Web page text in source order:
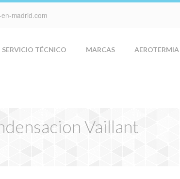
madrid.com
SERVICIO TÉCNICO MARCAS AEROTERMIA
Vaillant